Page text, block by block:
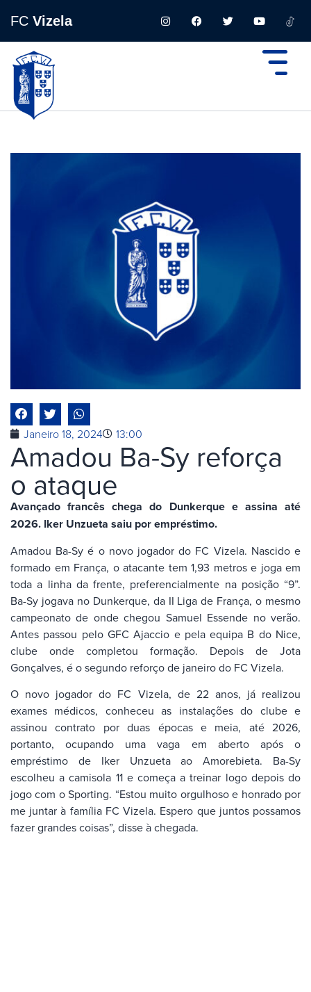
FC Vizela
Janeiro 18, 2024 13:00
Amadou Ba-Sy reforça
o ataque
Avançado francês chega do Dunkerque e assina até
2026. Iker Unzueta saiu por empréstimo.
Amadou Ba-Sy é o novo jogador do FC Vizela. Nascido e
formado em França, o atacante tem 1,93 metros e joga em
toda a linha da frente, preferencialmente na posição “9”.
Ba-Sy jogava no Dunkerque, da II Liga de França, o mesmo
campeonato de onde chegou Samuel Essende no verão.
Antes passou pelo GFC Ajaccio e pela equipa B do Nice,
clube onde completou formação. Depois de Jota
Gonçalves, é o segundo reforço de janeiro do FC Vizela.
O novo jogador do FC Vizela, de 22 anos, já realizou
exames médicos, conheceu as instalações do clube e
assinou contrato por duas épocas e meia, até 2026,
portanto, ocupando uma vaga em aberto após o
empréstimo de Iker Unzueta ao Amorebieta. Ba-Sy
escolheu a camisola 11 e começa a treinar logo depois do
jogo com o Sporting. “Estou muito orgulhoso e honrado por
me juntar à família FC Vizela. Espero que juntos possamos
fazer grandes coisas”, disse à chegada.